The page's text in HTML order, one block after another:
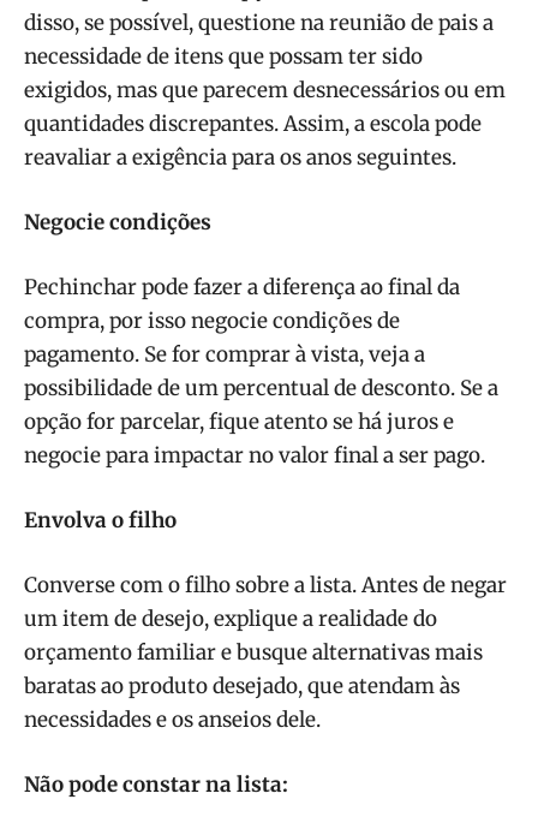
disso, se possível, questione na reunião de pais a
necessidade de itens que possam ter sido
exigidos, mas que parecem desnecessários ou em
quantidades discrepantes. Assim, a escola pode
reavaliar a exigência para os anos seguintes.
Negocie condições
Pechinchar pode fazer a diferença ao final da
compra, por isso negocie condições de
pagamento. Se for comprar à vista, veja a
possibilidade de um percentual de desconto. Se a
opção for parcelar, fique atento se há juros e
negocie para impactar no valor final a ser pago.
Envolva o filho
Converse com o filho sobre a lista. Antes de negar
um item de desejo, explique a realidade do
orçamento familiar e busque alternativas mais
baratas ao produto desejado, que atendam às
necessidades e os anseios dele.
Não pode constar na lista: